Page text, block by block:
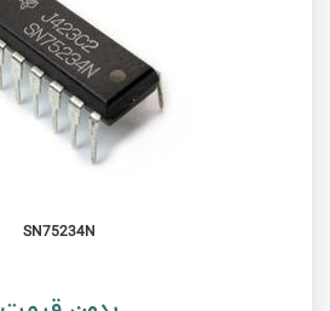
SN75234N